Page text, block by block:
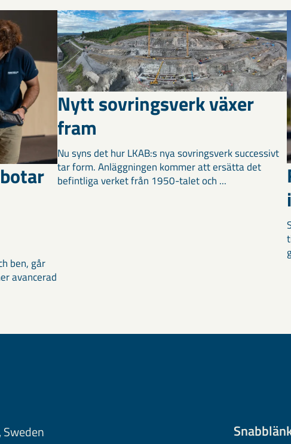
ben, går
avancerad
Nytt sovringsverk växer
fram
Nu syns det hur LKAB:s nya sovringsverk successivt
tar form. Anläggningen kommer att ersätta det
befintliga verket från 1950-talet och ...
Sweden